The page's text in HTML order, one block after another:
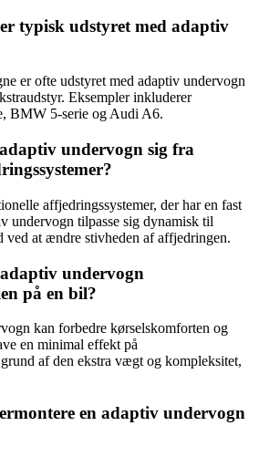
typisk udstyret med adaptiv
er ofte udstyret med adaptiv undervogn
Eksempler inkluderer
BMW 5-serie og Audi A6.
undervogn sig fra
affjedringssystemer, der har en fast
undervogn tilpasse sig dynamisk til
ved at ændre stivheden af affjedringen.
undervogn
på en bil?
kan forbedre kørselskomforten og
en minimal effekt på
af den ekstra vægt og kompleksitet,
en adaptiv undervogn